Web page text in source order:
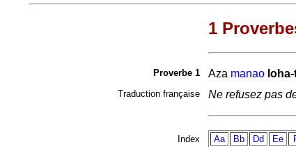
1
Proverbe 1 Aza manao
Traduction française
Ne refusez pas
Index Aa Bb Dd Ee